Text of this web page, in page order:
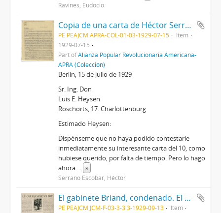
Ravines, Eudocio
Copia de una carta de Héctor Serrano Escobar a Luis Heysen
PE PEAJCM APRA-COL-01-03-1929-07-15
Item
1929-07-15
Part ofAlianza Popular Revolucionaria Americana-
APRA (Colección)
Berlín, 15 de julio de 1929
Sr. Ing. Don
Luis E. Heysen
Roschorts, 17. Charlottenburg
Estimado Heysen:
Dispénseme que no haya podido contestarle
inmediatamente su interesante carta del 10, como
hubiese querido, por falta de tiempo. Pero lo hago
ahora ... »
Serrano Escobar, Héctor
El gabinete Briand, condenado. El segundo Congreso Mundial de la Liga contra el Imperialismo. La amenaza guerrera en la Manchuria [Recorte de Prensa]
PE PEAJCM JCM-F-03-3-3.3-1929-09-13
Item